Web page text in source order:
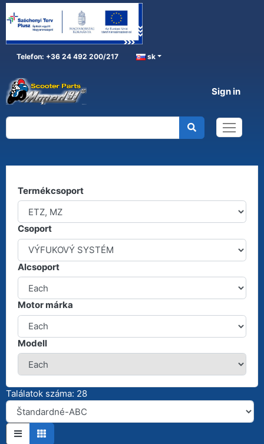
Telefon: +36 24 492 200/217 sk
Sign in
ETZ, MZ
Termékcsoport
Csoport
Alcsoport
Motor márka
Modell
Találatok száma: 28